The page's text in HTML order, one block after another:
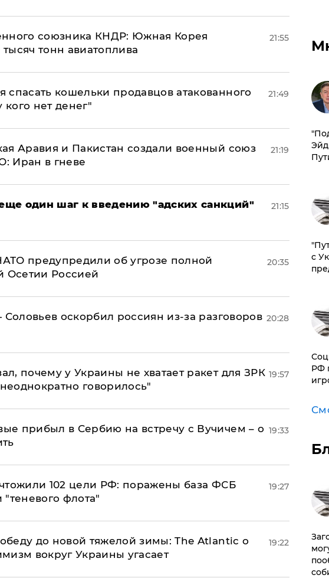
союзника КНДР: Южная Корея
тонн авиатоплива
21:55
спасать кошельки продавцов атакованного
нет денег"
21:49
Аравия и Пакистан создали военный союз
Иран в гневе
21:19
один шаг к введению "адских санкций"
21:15
предупредили об угрозе полной
Россией
20:35
оскорбил россиян из-за разговоров 20:28
почему у Украины не хватает ракет для ЗРК
говорилось"
19:57
прибыл в Сербию на встречу с Вучичем – о 19:33
102 цели РФ: поражены база ФСБ
флота"
19:27
до новой тяжелой зимы: The Atlantic о
вокруг Украины угасает
19:22
с
РФ